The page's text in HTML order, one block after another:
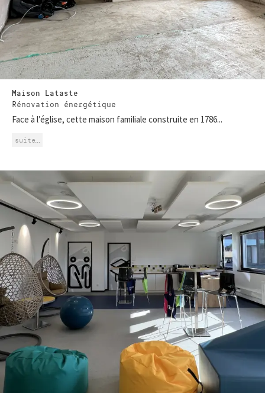
Maison Lataste
Rénovation énergétique
Face à l’église, cette maison familiale construite en 1786...
suite…